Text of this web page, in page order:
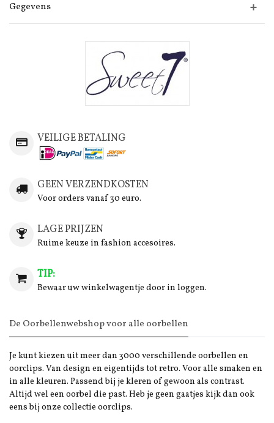
Gegevens
VEILIGE BETALING
GEEN VERZENDKOSTEN
Voor orders vanaf 30 euro.
LAGE PRIJZEN
Ruime keuze in fashion accesoires.
TIP:
Bewaar uw winkelwagentje door in loggen.
De Oorbellenwebshop voor alle oorbellen
Je kunt kiezen uit meer dan 3000 verschillende oorbellen en
oorclips. Van design en eigentijds tot retro. Voor alle smaken en
in alle kleuren. Passend bij je kleren of gewoon als contrast.
Altijd wel een oorbel die past. Heb je geen gaatjes kijk dan ook
eens bij onze collectie oorclips.